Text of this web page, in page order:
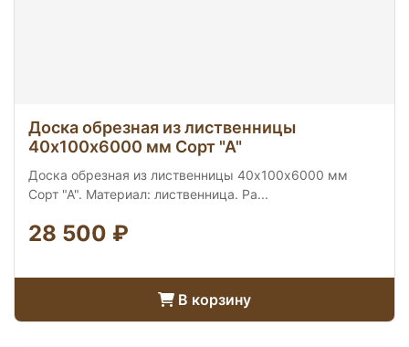
Доска обрезная из лиственницы
40х100х6000 мм Сорт "А"
Доска обрезная из лиственницы 40х100х6000 мм
Сорт "А". Материал: лиственница. Ра...
28 500 ₽
В корзину